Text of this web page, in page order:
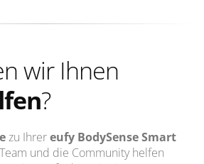
wir Ihnen
?
zu Ihrereufy BodySense Smart
und die Community helfen